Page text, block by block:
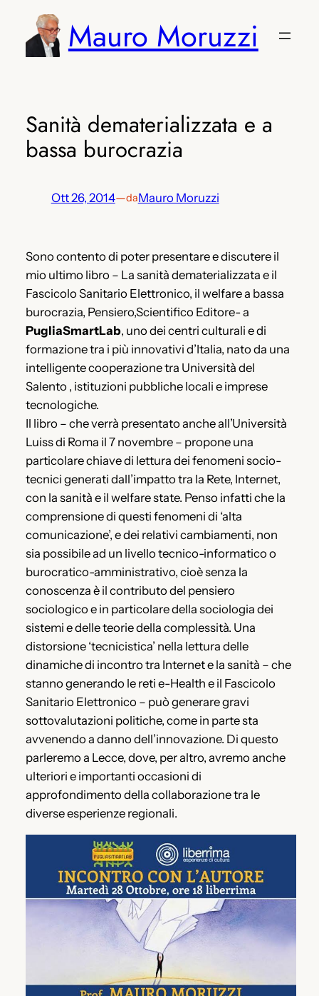
contenuto
Mauro Moruzzi
Sanità dematerializzata e a
bassa burocrazia
Ott 26, 2014—daMauro Moruzzi
Sono contento di poter presentare e discutere il
mio ultimo libro – La sanità dematerializzata e il
Fascicolo Sanitario Elettronico, il welfare a bassa
burocrazia, Pensiero,Scientifico Editore- a
PugliaSmartLab, uno dei centri culturali e di
formazione tra i più innovativi d’Italia, nato da una
intelligente cooperazione tra Università del
Salento , istituzioni pubbliche locali e imprese
tecnologiche.
Il libro – che verrà presentato anche all’Università
Luiss di Roma il 7 novembre – propone una
particolare chiave di lettura dei fenomeni socio-
tecnici generati dall’impatto tra la Rete, Internet,
con la sanità e il welfare state. Penso infatti che la
comprensione di questi fenomeni di ‘alta
comunicazione’, e dei relativi cambiamenti, non
sia possibile ad un livello tecnico-informatico o
burocratico-amministrativo, cioè senza la
conoscenza è il contributo del pensiero
sociologico e in particolare della sociologia dei
sistemi e delle teorie della complessità. Una
distorsione ‘tecnicistica’ nella lettura delle
dinamiche di incontro tra Internet e la sanità – che
stanno generando le reti e-Health e il Fascicolo
Sanitario Elettronico – può generare gravi
sottovalutazioni politiche, come in parte sta
avvenendo a danno dell’innovazione. Di questo
parleremo a Lecce, dove, per altro, avremo anche
ulteriori e importanti occasioni di
approfondimento della collaborazione tra le
diverse esperienze regionali.